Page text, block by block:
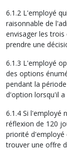
6.1.2 L'employé
raisonnable de
envisager les
prendre une
6.1.3 L'employé
des options
pendant la
d'option lorsqu'il
6.1.4 Si l'employé
réflexion de 120
priorité d'employé
trouver une offre